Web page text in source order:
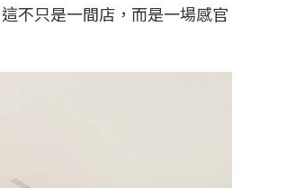
不只是一間店，而是一場感官